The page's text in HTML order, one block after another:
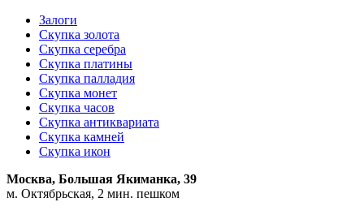
Залоги
Скупка золота
Скупка серебра
Скупка платины
Скупка палладия
Скупка монет
Скупка часов
Скупка антиквариата
Скупка камней
Скупка икон
Москва, Большая Якиманка, 39
м. Октябрьская, 2 мин. пешком